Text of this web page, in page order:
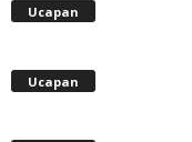
Ucapan
Ucapan